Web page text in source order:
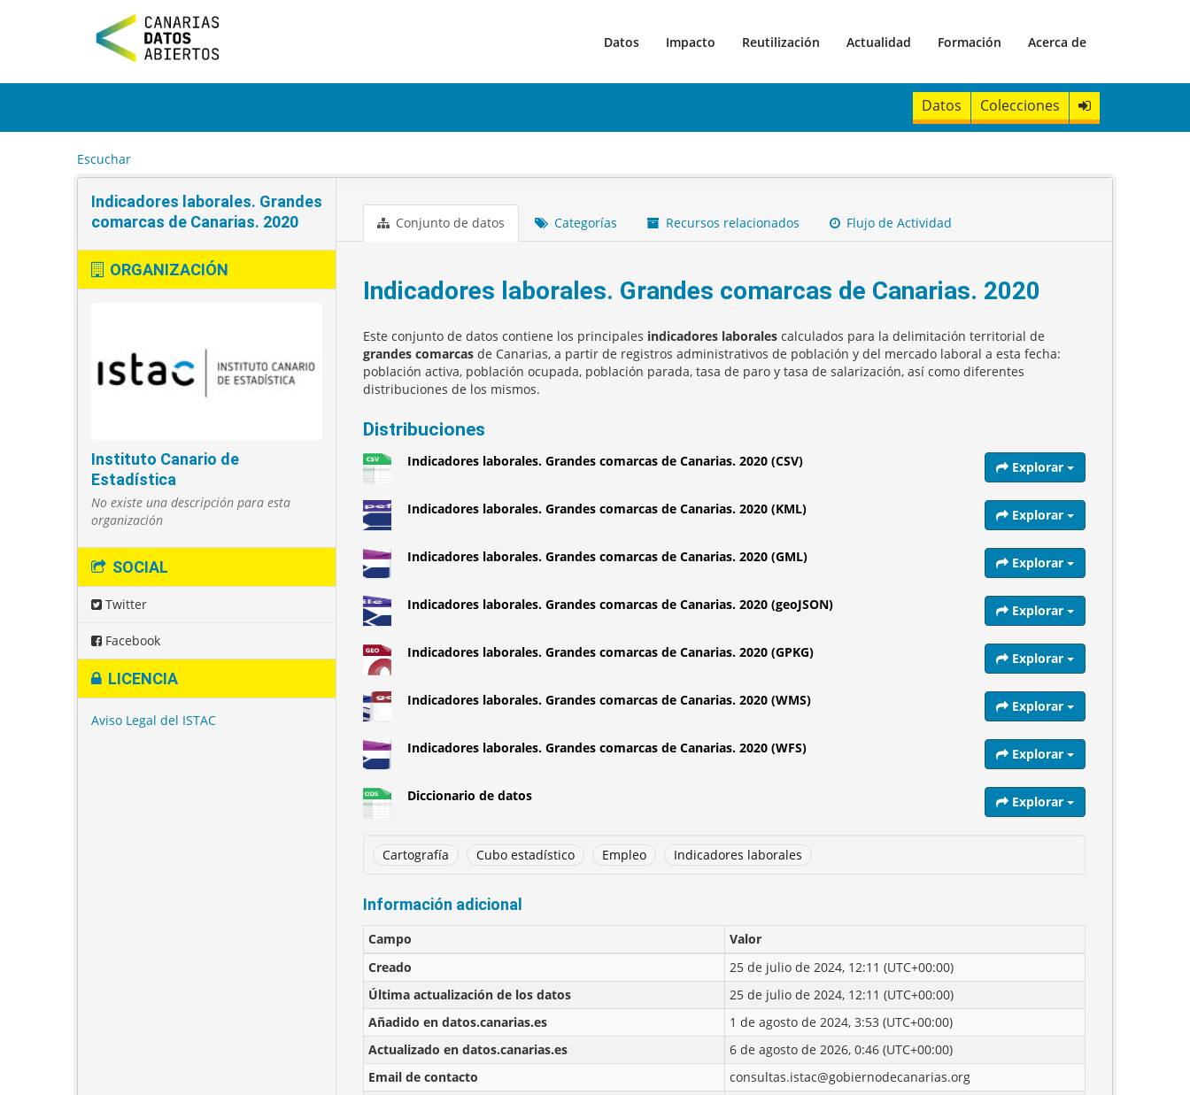
t
Datos Impacto Reutilización Actualidad Formación Acerca de
Datos Colecciones
Escuchar
Indicadores laborales. Grandes
comarcas de Canarias. 2020
ORGANIZACIÓN
Instituto Canario de
Estadística
No existe una descripción para esta
organización
SOCIAL
Twitter
Facebook
LICENCIA
Aviso Legal del ISTAC
Conjunto de datos Categorías Recursos relacionados Flujo de Actividad
Indicadores laborales. Grandes comarcas de Canarias. 2020
Este conjunto de datos contiene los principales indicadores laborales calculados para la delimitación territorial de
grandes comarcas de Canarias, a partir de registros administrativos de población y del mercado laboral a esta fecha:
población activa, población ocupada, población parada, tasa de paro y tasa de salarización, así como diferentes
distribuciones de los mismos.
Distribuciones
Indicadores laborales. Grandes comarcas de Canarias. 2020 (CSV) Explorar
Indicadores laborales. Grandes comarcas de Canarias. 2020 (KML) Explorar
Indicadores laborales. Grandes comarcas de Canarias. 2020 (GML) Explorar
Indicadores laborales. Grandes comarcas de Canarias. 2020 (geoJSON) Explorar
Indicadores laborales. Grandes comarcas de Canarias. 2020 (GPKG) Explorar
Indicadores laborales. Grandes comarcas de Canarias. 2020 (WMS) Explorar
Indicadores laborales. Grandes comarcas de Canarias. 2020 (WFS) Explorar
Diccionario de datos Explorar
Cartografía Cubo estadístico Empleo Indicadores laborales
Información adicional
Campo
Valor
Creado
25 de julio de 2024, 12:11 (UTC+00:00)
Última actualización de los datos
25 de julio de 2024, 12:11 (UTC+00:00)
Añadido en datos.canarias.es
1 de agosto de 2024, 3:53 (UTC+00:00)
Actualizado en datos.canarias.es
6 de agosto de 2026, 0:46 (UTC+00:00)
Email de contacto
consultas.istac@gobiernodecanarias.org